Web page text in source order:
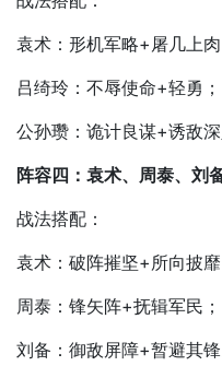
袁术：形机军略+屠几上肉
吕绮玲：不辱使命+轻勇；
公孙瓒：诡计良谋+诱敌深
阵容四：袁术、周泰、刘
战法搭配：
袁术：破阵摧坚+所向披靡
周泰：锋矢阵+抚辑军民；
刘备：御敌屏障+暂避其锋